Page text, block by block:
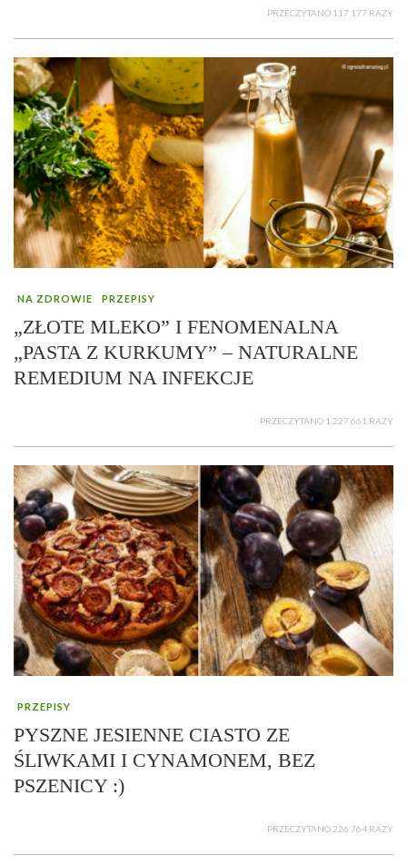
PRZECZYTANO 117 177 RAZY
NA ZDROWIE PRZEPISY
„ZŁOTE MLEKO” I FENOMENALNA
„PASTA Z KURKUMY” – NATURALNE
REMEDIUM NA INFEKCJE
PRZECZYTANO 1 227 661 RAZY
PRZEPISY
PYSZNE JESIENNE CIASTO ZE
ŚLIWKAMI I CYNAMONEM, BEZ
PSZENICY :)
PRZECZYTANO 226 764 RAZY